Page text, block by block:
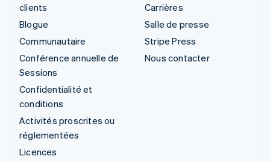
clients
Blogue
Communautaire
Conférence annuelle de
Sessions
Confidentialité et
conditions
Activités proscrites ou
réglementées
Licences
Carrières
Salle de presse
Stripe Press
Nous contacter